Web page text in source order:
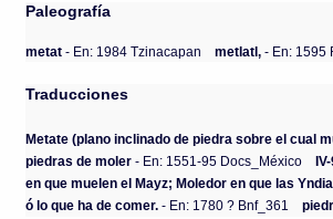
Paleografía
metat - En: 1984 Tzinacapan metlatl, - En: 1595
Traducciones
Metate (plano inclinado de piedra sobre el cual
piedras de moler - En: 1551-95 Docs_México
en que muelen el Mayz; Moledor en que las
ó lo que ha de comer. - En: 1780 ? Bnf_361